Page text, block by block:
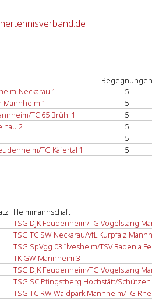
Begegnungen
Neckarau 1 5
Mannheim 1 5
TC 65 Brühl 1 5
2 5
5
TG Käfertal 1 5
Heimmannschaft
TSG DJK Feudenheim/TG Vogelstang
TSG TC SW Neckarau/VfL Kurpfalz
TSG SpVgg 03 Ilvesheim/TSV Badenia
TK GW Mannheim 3
TSG DJK Feudenheim/TG Vogelstang
TSG SC Pfingstberg Hochstätt/
TSG TC RW Waldpark Mannheim/TG